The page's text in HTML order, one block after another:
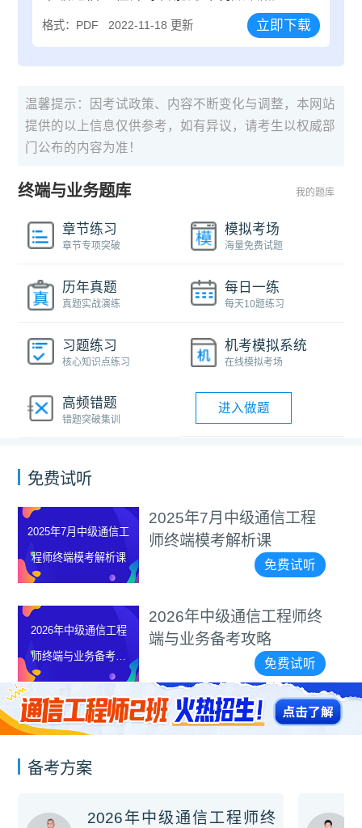
格式：PDF 2022-11-18 更新 立即下载
温馨提示：因考试政策、内容不断变化与调整，本网站
提供的以上信息仅供参考，如有异议，请考生以权威部
门公布的内容为准！
终端与业务题库 我的题库
章节练习
章节专项突破
模拟考场
海量免费试题
历年真题
真题实战演练
每日一练
每天10题练习
习题练习
核心知识点练习
机考模拟系统
在线模拟考场
高频错题
错题突破集训
进入做题
免费试听
2025年7月中级通信工
程师终端模考解析课
2025年7月中级通信工程
师终端模考解析课
免费试听
2026年中级通信工程
师终端与业务备考攻
略
2026年中级通信工程师终
端与业务备考攻略
免费试听
备考方案
2026年中级通信工程师终